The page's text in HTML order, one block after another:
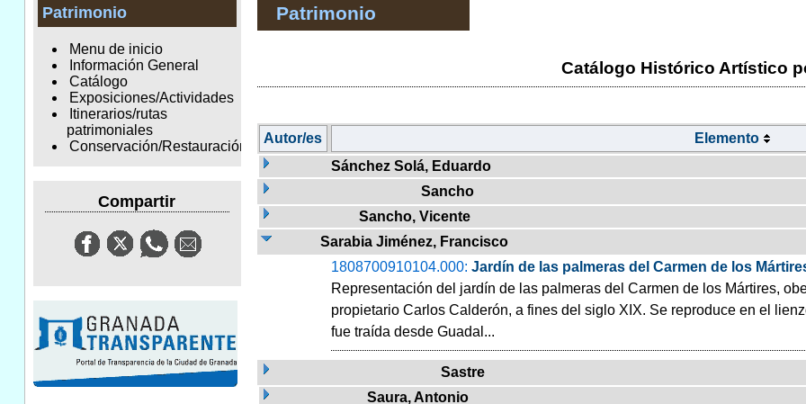
Patrimonio
Menu de inicio
Información General
Catálogo
Exposiciones/Actividades
Itinerarios/rutas
patrimoniales
Conservación/Restauración
Compartir
Patrimonio
Catálogo Histórico Artístico
Autor/es Elemento
Sánchez Solá, Eduardo
Sancho
Sancho, Vicente
Sarabia Jiménez, Francisco
1808700910104.000: Jardín de las palmeras del Carmen de los
Representación del jardín de las palmeras del Carmen de los Mártires,
propietario Carlos Calderón, a fines del siglo XIX. Se reproduce en el
fue traída desde Guadal...
Sastre
Saura, Antonio